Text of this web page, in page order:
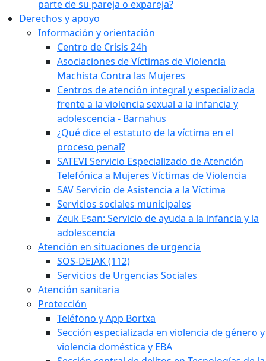
parte de su pareja o expareja?
Derechos y apoyo
Información y orientación
Centro de Crisis 24h
Asociaciones de Víctimas de Violencia
Machista Contra las Mujeres
Centros de atención integral y especializada
frente a la violencia sexual a la infancia y
adolescencia - Barnahus
¿Qué dice el estatuto de la víctima en el
proceso penal?
SATEVI Servicio Especializado de Atención
Telefónica a Mujeres Víctimas de Violencia
SAV Servicio de Asistencia a la Víctima
Servicios sociales municipales
Zeuk Esan: Servicio de ayuda a la infancia y la
adolescencia
Atención en situaciones de urgencia
SOS-DEIAK (112)
Servicios de Urgencias Sociales
Atención sanitaria
Protección
Teléfono y App Bortxa
Sección especializada en violencia de género y
violencia doméstica y EBA